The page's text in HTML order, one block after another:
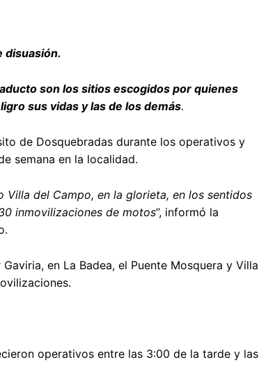
disuasión.
son los sitios escogidos por quienes
sus vidas y las de los demás.
de Dosquebradas durante los operativos y
semana en la localidad.
del Campo, en la glorieta, en los sentidos
inmovilizaciones de motos”, informó la
en La Badea, el Puente Mosquera y Villa
operativos entre las 3:00 de la tarde y las